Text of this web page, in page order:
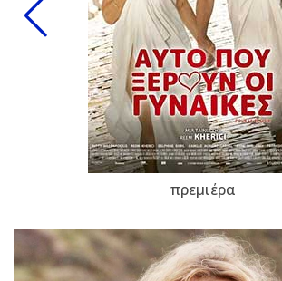
πρεμιέρα